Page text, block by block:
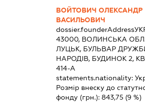
ВОЙТОВИЧ ОЛЕКСАНДР
ВАСИЛЬОВИЧ
dossier.founderAddress
43000, ВОЛИНСЬКА
ЛУЦЬК, БУЛЬВАР
НАРОДІВ, БУДИНОК 2,
414-А
statements.nationality:
Розмір внеску до
фонду (грн.): 843,75(9 %)